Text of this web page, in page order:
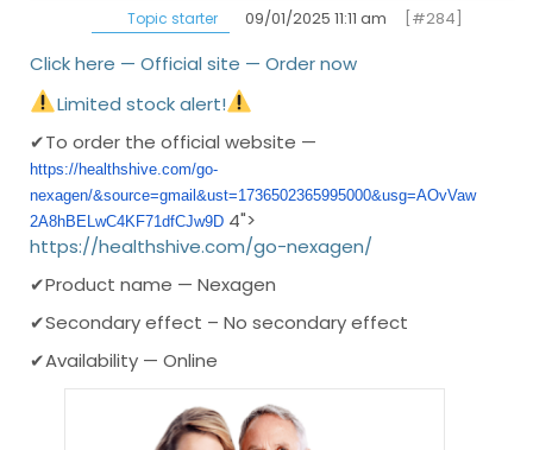
Topic starter
09/01/2025 11:11 am [#284]
Click here — Official site — Order now
Limited stock alert!
✔To order the official website —
https://healthshive.com/go-
nexagen/&source=gmail&ust=1736502365995000&usg=AOvVaw
2A8hBELwC4KF71dfCJw9D 4">
https://healthshive.com/go-nexagen/
✔Product name — Nexagen
✔Secondary effect – No secondary effect
✔Availability — Online